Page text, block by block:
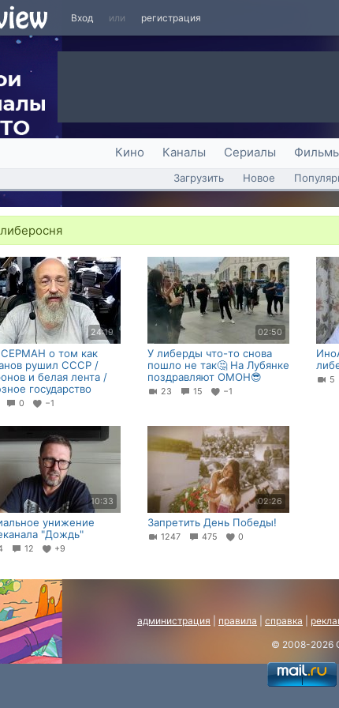
Вход или регистрация
Кино Каналы Сериалы
Загрузить Новое
либеросня
24:19
о том как
рушил СССР /
и белая лента /
государство
0 −1
02:50
У либерды что-то снова
пошло не так🤔 На Лубянке
поздравляют ОМОН😎
23 15 −1
5
10:33
унижение
"Дождь"
12 +9
02:26
Запретить День Победы!
1247 475 0
администрация правила справка
© 2008-2026